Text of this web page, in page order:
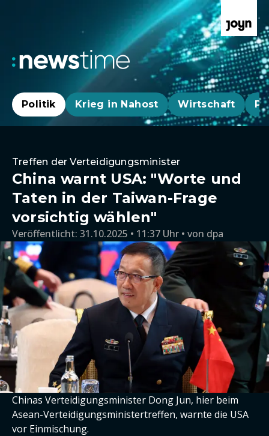
Politik Krieg in Nahost Wirtschaft
Treffen der Verteidigungsminister
China warnt USA: "Worte und
Taten in der Taiwan-Frage
vorsichtig wählen"
Veröffentlicht: 31.10.2025 • 11:37 Uhr von dpa
Chinas Verteidigungsminister Dong Jun, hier beim
Asean-Verteidigungsministertreffen, warnte die USA
vor Einmischung.